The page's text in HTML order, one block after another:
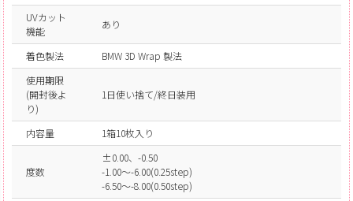
UVカット
機能
あり
着色製法
BMW 3D Wrap 製法
使用期限
(開封後よ
り)
1日使い捨て/終日装用
内容量 1箱10枚入り
度数
±0.00、-0.50
-1.00～-6.00(0.25step)
-6.50～-8.00(0.50step)